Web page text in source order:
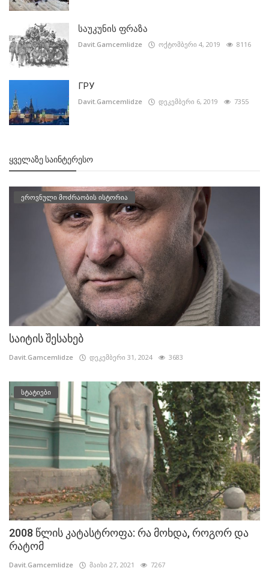
საუკუნის ფრაზა
Davit.Gamcemlidze ოქტომბერი 4, 2019 8116
ГРУ
Davit.Gamcemlidze დეკემბერი 6, 2019 7355
ᲧᲕᲔᲚᲐᲖᲔ ᲡᲐᲘᲜᲢᲔᲠᲔᲡᲝ
ეროვნული მოძრაობის ისტორია
საიტის შესახებ
Davit.Gamcemlidze დეკემბერი 31, 2024 3683
სტატიები
2008 წლის კატასტროფა: რა მოხდა, როგორ და
რატომ
Davit.Gamcemlidze მაისი 27, 2021 7267